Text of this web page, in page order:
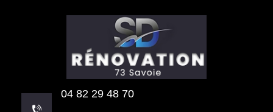
04 82 29 48 70